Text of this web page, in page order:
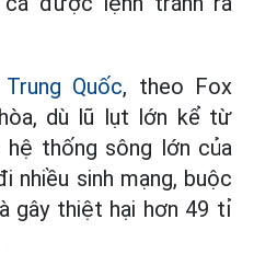
Trung Quốc, theo Fox
dù lũ lụt lớn kể từ
thống sông lớn của
nhiều sinh mạng, buộc
gây thiệt hại hơn 49 tỉ